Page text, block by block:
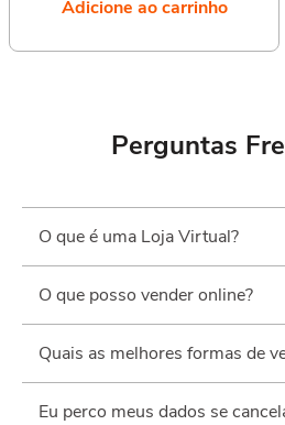
Adicione ao carrinho
Perguntas
O que é uma Loja Virtual?
O que posso vender online?
Quais as melhores formas de
Eu perco meus dados se